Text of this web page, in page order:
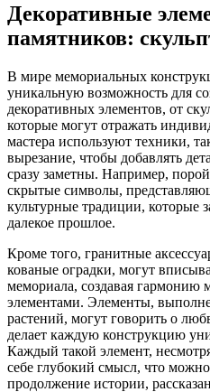
Декоративные
памятников:
В мире мемориальных
уникальную возможность для
декоративных элементов, от
которые могут отражать
мастера используют техники,
вырезание, чтобы добавлять
сразу заметны. Например,
скрытые символы,
культурные традиции, которые
далекое прошлое.
Кроме того, гранитные
кованые оградки, могут
мемориала, создавая гармонию
элементами. Элементы,
растений, могут говорить о
делает каждую конструкцию
Каждый такой элемент,
себе глубокий смысл, что
продолжение истории,